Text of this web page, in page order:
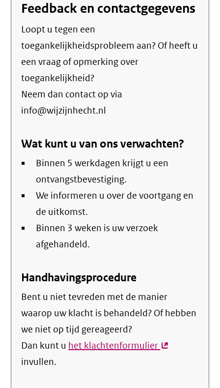
Feedback en contactgegevens
Loopt u tegen een
toegankelijkheidsprobleem aan? Of heeft u
een vraag of opmerking over
toegankelijkheid?
Neem dan contact op via
info@wijzijnhecht.nl
Wat kunt u van ons verwachten?
Binnen 5 werkdagen krijgt u een
ontvangstbevestiging.
We informeren u over de voortgang en
de uitkomst.
Binnen 3 weken is uw verzoek
afgehandeld.
Handhavingsprocedure
Bent u niet tevreden met de manier
waarop uw klacht is behandeld? Of hebben
we niet op tijd gereageerd?
Dan kunt u het klachtenformulier (externe
invullen.